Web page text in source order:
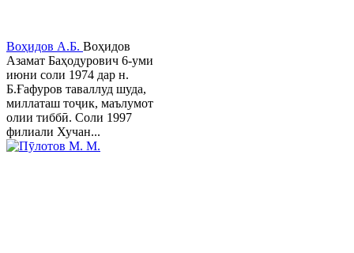
Воҳидов А.Б. Воҳидов
Азамат Баҳодурович 6-уми
июни соли 1974 дар н.
Б.Ғафуров таваллуд шуда,
миллаташ тоҷик, маълумот
олии тиббӣ. Соли 1997
филиали Хучан...